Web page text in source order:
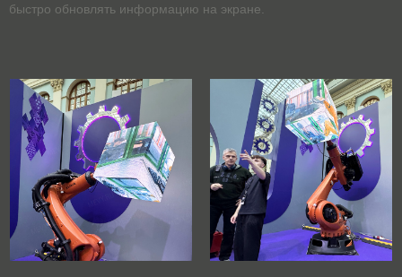
быстро обновлять информацию на экране.